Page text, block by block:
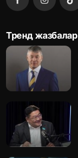
Тренд жазбалар